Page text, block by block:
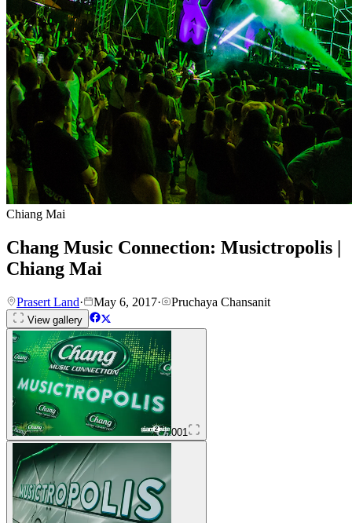
Chiang Mai
Chang Music Connection: Musictropolis |
Chiang Mai
Prasert Land· May 6, 2017· Pruchaya Chansanit
View gallery
001